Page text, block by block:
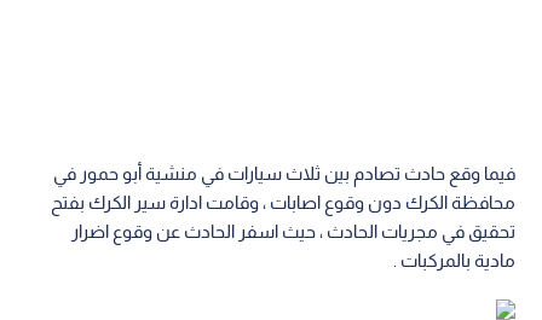
فيما وقع حادث تصادم بين ثلاث سيارات في منشية أبو حمور في
محافظة الكرك دون وقوع اصابات ، وقامت ادارة سير الكرك بفتح
تحقيق في مجريات الحادث ، حيث اسفر الحادث عن وقوع اضرار
مادية بالمركبات .